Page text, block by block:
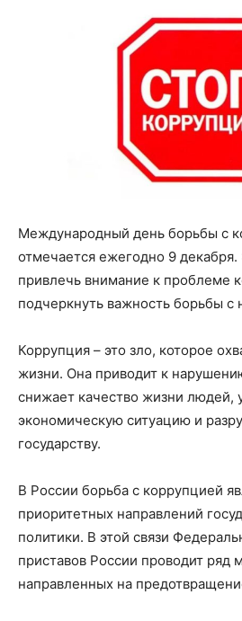
Международный день борьбы с
отмечается ежегодно 9 декабря.
привлечь внимание к проблеме
подчеркнуть важность борьбы с
Коррупция – это зло, которое
жизни. Она приводит к
снижает качество жизни людей,
экономическую ситуацию и
государству.
В России борьба с коррупцией
приоритетных направлений
политики. В этой связи
приставов России проводит ряд
направленных на